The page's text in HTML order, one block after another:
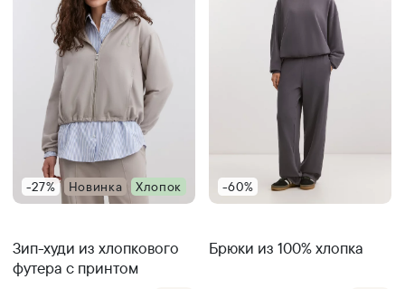
-27% Новинка Хлопок
Зип-худи из хлопкового
футера с принтом
-60%
Брюки из 100% хлопка